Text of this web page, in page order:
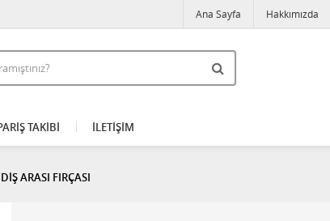
Ana Sayfa Hakkımızda
TAKİBİ İLETİŞİM
ARASI FIRÇASI